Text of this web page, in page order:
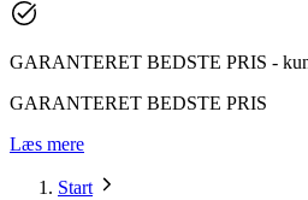
GARANTERET BEDSTE PRIS -
GARANTERET BEDSTE PRIS
Læs mere
Start